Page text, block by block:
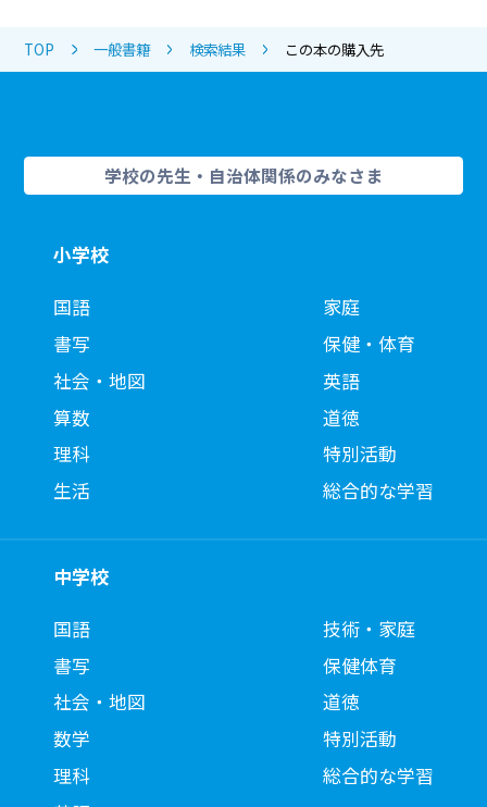
TOP 一般書籍 検索結果 この本の購入先
学校の先生・自治体関係のみなさま
小学校
国語
書写
社会・地図
算数
理科
生活
家庭
保健・体育
英語
道徳
特別活動
総合的な学習
中学校
国語
書写
社会・地図
数学
理科
技術・家庭
保健体育
道徳
特別活動
総合的な学習